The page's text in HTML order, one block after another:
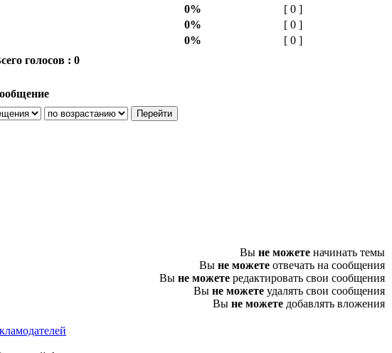
0%
[ 0 ]
0%
[ 0 ]
0%
[ 0 ]
голосов : 0
Вы не можете начинать темы
Вы не можете отвечать на сообщения
Вы не можете редактировать свои сообщения
Вы не можете удалять свои сообщения
Вы не можете добавлять вложения